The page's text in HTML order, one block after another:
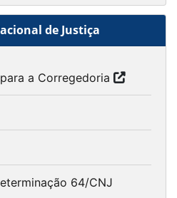
de Justiça
a Corregedoria
64/CNJ